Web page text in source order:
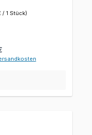
/ 1 Stück)